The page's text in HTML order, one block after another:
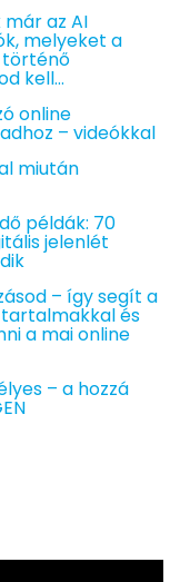
az AI
melyeket a
történő
kell…
online
– videókkal
miután
példák: 70
jelenlét
– így segít a
tartalmakkal és
a mai online
– a hozzá